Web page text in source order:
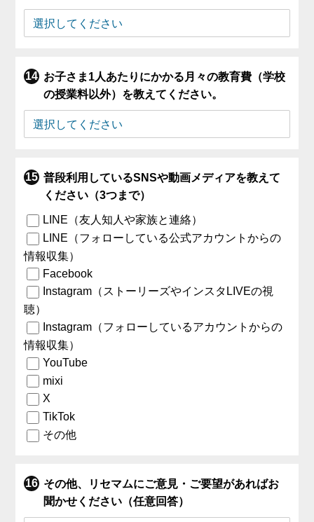
お子さま1人あたりにかかる月々の教育費（学校
の授業料以外）を教えてください。
普段利用しているSNSや動画メディアを教えて
ください（3つまで）
LINE（友人知人や家族と連絡）
LINE（フォローしている公式アカウントからの
情報収集）
Facebook
Instagram（ストーリーズやインスタLIVEの視
聴）
Instagram（フォローしているアカウントからの
情報収集）
YouTube
mixi
X
TikTok
その他
その他、リセマムにご意見・ご要望があればお
聞かせください（任意回答）